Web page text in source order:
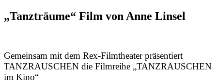
„Tanzträume“ Film von Anne Linsel
Gemeinsam mit dem Rex-Filmtheater präsentiert
TANZRAUSCHEN die Filmreihe „TANZRAUSCHEN
im Kino“